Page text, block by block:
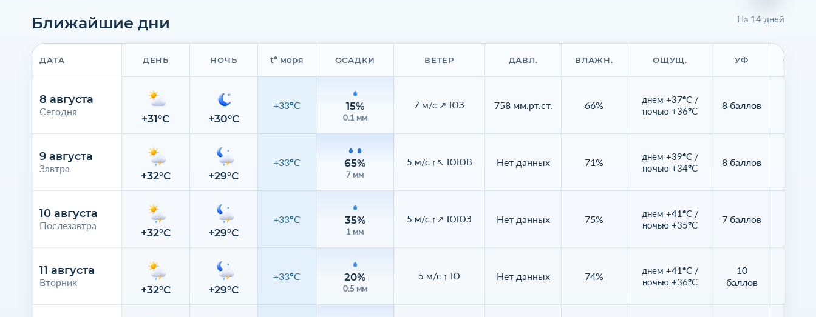
Ближайшие дни На 14 дней
ДАТА
8 августа
Сегодня
9 августа
Завтра
10 августа
Послезавтра
11 августа
Вторник
ДЕНЬ НОЧЬ t° моря ОСАДКИ ВЕТЕР ДАВЛ. ВЛАЖН. ОЩУЩ. УФ
+31°C +30°C
+33°C 15%
0.1 мм
7 м/с ↗ ЮЗ 758 мм.рт.ст. 66%
днем +37°C /
ночью +36°C
8 баллов
+32°C +29°C
+33°C 65%
7 мм
5 м/с ↑↖ ЮЮВ Нет данных 71%
днем +39°C /
ночью +34°C
8 баллов
+32°C +29°C
+33°C 35%
1 мм
5 м/с ↑↗ ЮЮЗ Нет данных 75%
днем +41°C /
ночью +35°C
7 баллов
+32°C +29°C
+33°C 20%
0.5 мм
5 м/с ↑ Ю Нет данных 74%
днем +41°C /
ночью +36°C
10
баллов